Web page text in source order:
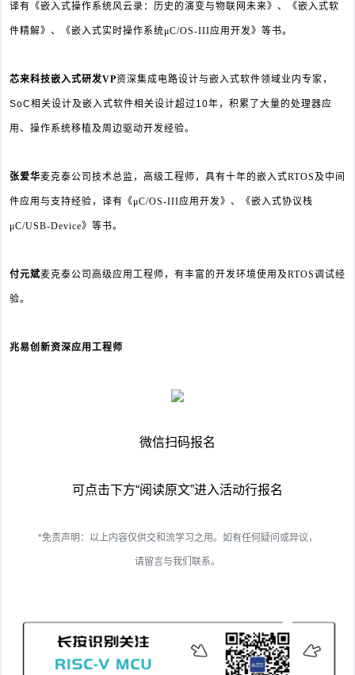
译有《嵌入式操作系统风云录：历史的演变与物联网未来》、《嵌入式软
件精解》、《嵌入式实时操作系统μC/OS-III应用开发》等书。
芯来科技嵌入式研发VP资深集成电路设计与嵌入式软件领域业内专家，
SoC相关设计及嵌入式软件相关设计超过10年，积累了大量的处理器应
用、操作系统移植及周边驱动开发经验。
张爱华麦克泰公司技术总监，高级工程师，具有十年的嵌入式RTOS及中间
件应用与支持经验， 译有《μC/OS-III应用开发》、《嵌入式协议栈
μC/USB-Device》等书。
付元斌麦克泰公司高级应用工程师，有丰富的开发环境使用及RTOS调试经
验。
兆易创新资深应用工程师
微信扫码报名
可点击下方“阅读原文”进入活动行报名
*免责声明：以上内容仅供交和流学习之用。如有任何疑问或异议，
请留言与我们联系。